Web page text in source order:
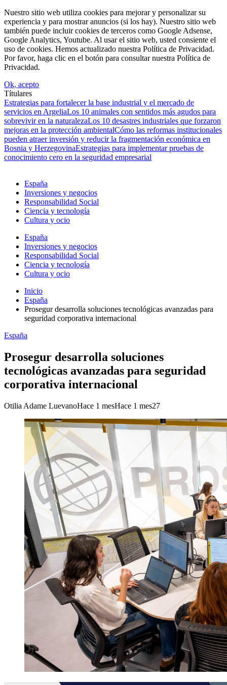
Nuestro sitio web utiliza cookies para mejorar y personalizar su
experiencia y para mostrar anuncios (si los hay). Nuestro sitio web
también puede incluir cookies de terceros como Google Adsense,
Google Analytics, Youtube. Al usar el sitio web, usted consiente el
uso de cookies. Hemos actualizado nuestra Política de Privacidad.
Por favor, haga clic en el botón para consultar nuestra Política de
Privacidad.
Ok, acepto
Títulares
Estrategias para fortalecer la base industrial y el mercado de
servicios en ArgeliaLos 10 animales con sentidos más agudos para
sobrevivir en la naturalezaLos 10 desastres industriales que forzaron
mejoras en la protección ambientalCómo las reformas institucionales
pueden atraer inversión y reducir la fragmentación económica en
Bosnia y HerzegovinaEstrategias para implementar pruebas de
conocimiento cero en la seguridad empresarial
España
Inversiones y negocios
Responsabilidad Social
Ciencia y tecnología
Cultura y ocio
España
Inversiones y negocios
Responsabilidad Social
Ciencia y tecnología
Cultura y ocio
Inicio
España
Prosegur desarrolla soluciones tecnológicas avanzadas para
seguridad corporativa internacional
España
Prosegur desarrolla soluciones
tecnológicas avanzadas para seguridad
corporativa internacional
Otilia Adame LuevanoHace 1 mesHace 1 mes27